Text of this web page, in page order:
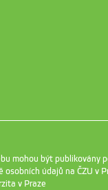
mohou být publikovány
osobních údajů na ČZU v
v Praze